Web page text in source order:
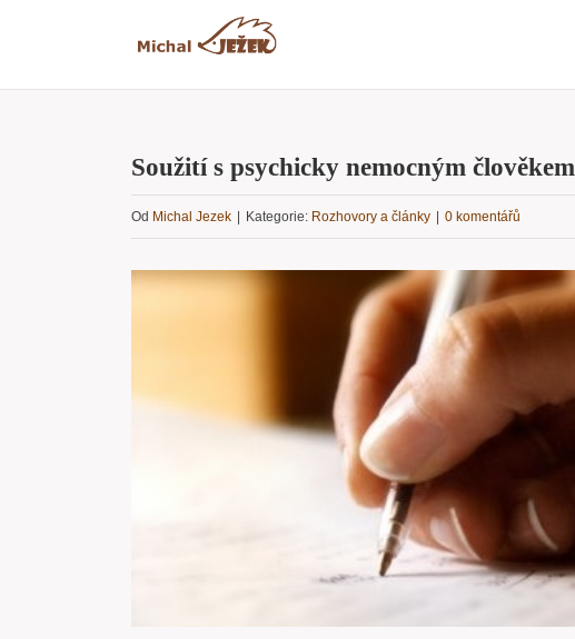
Soužití s psychicky nemocným člověkem
Od Michal Jezek Kategorie: Rozhovory a články 0 komentářů
Zobrazit